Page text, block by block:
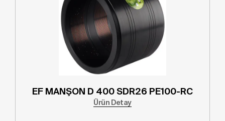
EF MANŞON D 400 SDR26 PE100-RC
Ürün Detay